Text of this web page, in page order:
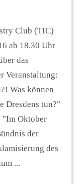
Club (TIC)
ab 18.30 Uhr
das
Veranstaltung:
Was können
Dresdens tun?"
"Im Oktober
der
des
...